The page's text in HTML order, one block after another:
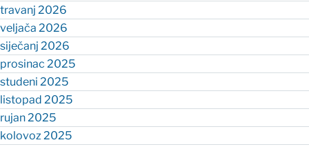
travanj 2026
veljača 2026
siječanj 2026
prosinac 2025
studeni 2025
listopad 2025
rujan 2025
kolovoz 2025